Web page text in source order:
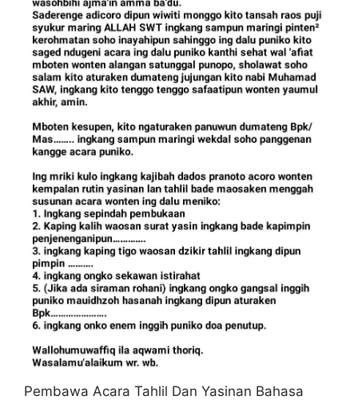
Pembawa Acara Tahlil Dan Yasinan Bahasa